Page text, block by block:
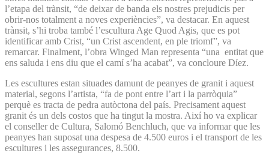
l’etapa del trànsit, “de deixar de banda els nostres prejudicis per
obrir-nos totalment a noves experiències”, va destacar. En aquest
trànsit, s’hi troba també l’escultura Age Quod Agis, que es pot
identificar amb Crist, “un Crist ascendent, en ple triomf”, va
remarcar. Finalment, l’obra Winged Man representa “una entitat que
ens saluda i ens diu que el camí s’ha acabat”, va concloure Díez.
Les escultures estan situades damunt de peanyes de granit i aquest
material, segons l’artista, “fa de pont entre l’art i la parròquia”
perquè es tracta de pedra autòctona del país. Precisament aquest
granit és un dels costos que ha tingut la mostra. Així ho va explicar
el conseller de Cultura, Salomó Benchluch, que va informar que les
peanyes han suposat una despesa de 4.500 euros i el transport de les
escultures i les assegurances, 8.500.